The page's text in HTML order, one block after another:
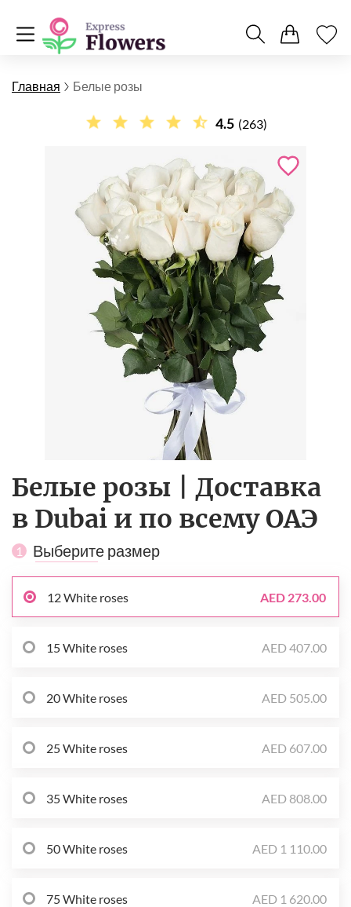
Главная Белые розы
4.5 (263)
Белые розы | Доставка
в Dubai и по всему ОАЭ
1 Выберите размер
12 White roses AED 273.00
15 White roses AED 407.00
20 White roses AED 505.00
25 White roses AED 607.00
35 White roses AED 808.00
50 White roses AED 1 110.00
75 White roses AED 1 620.00